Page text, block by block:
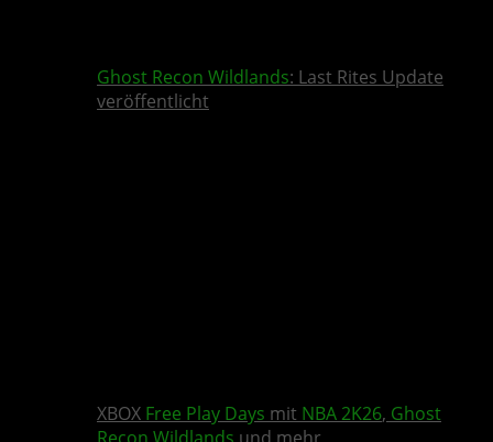
Ghost Recon Wildlands: Last Rites Update
veröffentlicht
XBOX Free Play Days mit NBA 2K26, Ghost